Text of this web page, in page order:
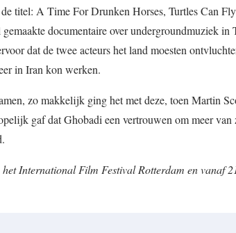
titel: A Time For Drunken Horses, Turtles Can
documentaire over undergroundmuziek
dat de twee acteurs het land moesten
in Iran kon werken.
zo makkelijk ging het met deze, toen Martin
gaf dat Ghobadi een vertrouwen om meer
het International Film Festival Rotterdam en vanaf